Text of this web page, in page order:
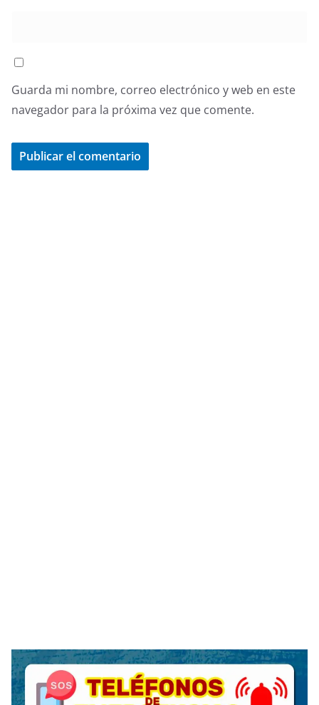
Guarda mi nombre, correo electrónico y web en este
navegador para la próxima vez que comente.